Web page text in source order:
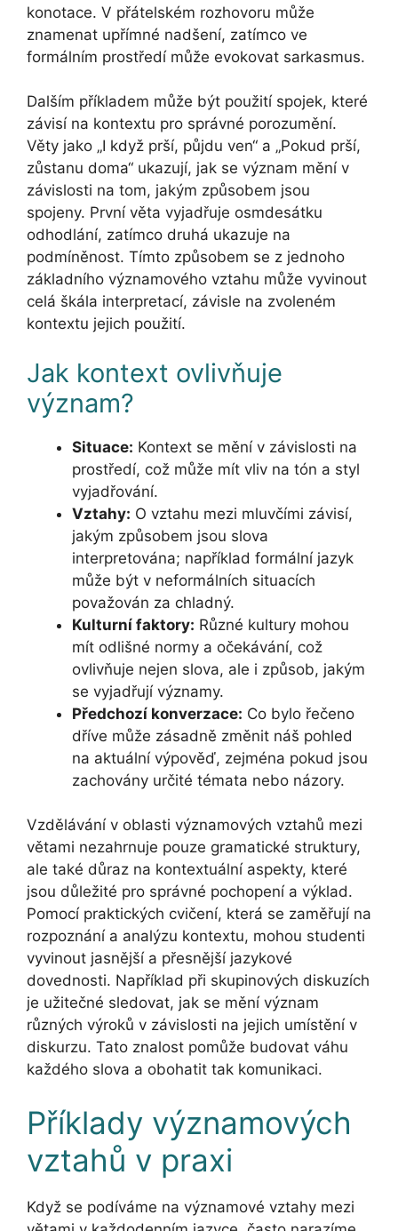
konotace. V přátelském rozhovoru může
znamenat upřímné nadšení, zatímco ve
formálním prostředí může evokovat sarkasmus.
Dalším příkladem může být použití spojek, které
závisí na kontextu pro správné porozumění.
Věty jako „I když prší, půjdu ven“ a „Pokud prší,
zůstanu doma“ ukazují, jak se význam mění v
závislosti na tom, jakým způsobem jsou
spojeny. První věta vyjadřuje osmdesátku
odhodlání, zatímco druhá ukazuje na
podmíněnost. Tímto způsobem se z jednoho
základního významového vztahu může vyvinout
celá škála interpretací, závisle na zvoleném
kontextu jejich použití.
Jak kontext ovlivňuje
význam?
Situace: Kontext se mění v závislosti na
prostředí, což může mít vliv na tón a styl
vyjadřování.
Vztahy: O vztahu mezi mluvčími závisí,
jakým způsobem jsou slova
interpretována; například formální jazyk
může být v neformálních situacích
považován za chladný.
Kulturní faktory: Různé kultury mohou
mít odlišné normy a očekávání, což
ovlivňuje nejen slova, ale i způsob, jakým
se vyjadřují významy.
Předchozí konverzace: Co bylo řečeno
dříve může zásadně změnit náš pohled
na aktuální výpověď, zejména pokud jsou
zachovány určité témata nebo názory.
Vzdělávání v oblasti významových vztahů mezi
větami nezahrnuje pouze gramatické struktury,
ale také důraz na kontextuální aspekty, které
jsou důležité pro správné pochopení a výklad.
Pomocí praktických cvičení, která se zaměřují na
rozpoznání a analýzu kontextu, mohou studenti
vyvinout jasnější a přesnější jazykové
dovednosti. Například při skupinových diskuzích
je užitečné sledovat, jak se mění význam
různých výroků v závislosti na jejich umístění v
diskurzu. Tato znalost pomůže budovat váhu
každého slova a obohatit tak komunikaci.
Příklady významových
vztahů v praxi
Když se podíváme na významové vztahy mezi